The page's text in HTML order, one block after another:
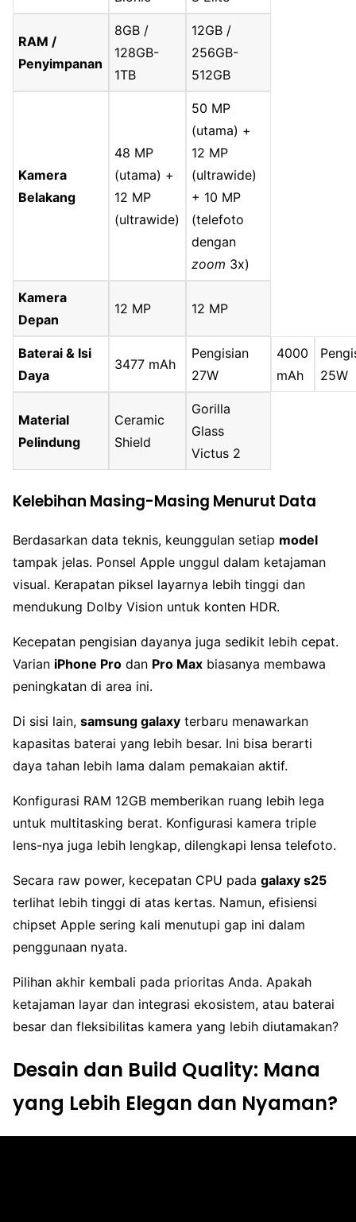
RAM /
Penyimpanan
8GB /
128GB-
1TB
12GB /
256GB-
512GB
Kamera
Belakang
48 MP
(utama) +
12 MP
(ultrawide)
50 MP
(utama) +
12 MP
(ultrawide)
+ 10 MP
(telefoto
dengan
zoom 3x)
Kamera
Depan
12 MP 12 MP
Baterai & Isi
Daya
3477 mAh
Pengisian
27W
4000
mAh
25W
Material
Pelindung
Ceramic
Shield
Gorilla
Glass
Victus 2
Kelebihan Masing-Masing Menurut Data
Berdasarkan data teknis, keunggulan setiap model
tampak jelas. Ponsel Apple unggul dalam ketajaman
visual. Kerapatan piksel layarnya lebih tinggi dan
mendukung Dolby Vision untuk konten HDR.
Kecepatan pengisian dayanya juga sedikit lebih cepat.
Varian iPhone Pro dan Pro Max biasanya membawa
peningkatan di area ini.
Di sisi lain, samsung galaxy terbaru menawarkan
kapasitas baterai yang lebih besar. Ini bisa berarti
daya tahan lebih lama dalam pemakaian aktif.
Konfigurasi RAM 12GB memberikan ruang lebih lega
untuk multitasking berat. Konfigurasi kamera triple
lens-nya juga lebih lengkap, dilengkapi lensa telefoto.
Secara raw power, kecepatan CPU pada galaxy s25
terlihat lebih tinggi di atas kertas. Namun, efisiensi
chipset Apple sering kali menutupi gap ini dalam
penggunaan nyata.
Pilihan akhir kembali pada prioritas Anda. Apakah
ketajaman layar dan integrasi ekosistem, atau baterai
besar dan fleksibilitas kamera yang lebih diutamakan?
Desain dan Build Quality: Mana
yang Lebih Elegan dan Nyaman?